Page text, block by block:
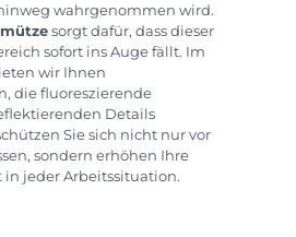
wahrgenommen wird.
sorgt dafür, dass dieser
sofort ins Auge fällt. Im
wir Ihnen
die fluoreszierende
Details
Sie sich nicht nur vor
sondern erhöhen Ihre
in jeder Arbeitssituation.